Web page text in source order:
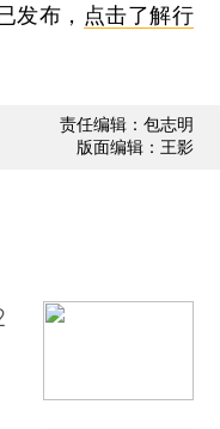
布， 点击了解行
责任编辑：包志明
版面编辑：王影